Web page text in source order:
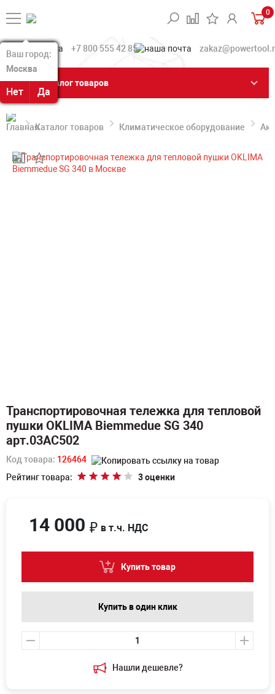
Ваш город:
Москва
Нет Да
Ваш город:
Москва
Нет Да
0
+7 800 555 42 85
Каталог товаров
Каталог товаров Климатическое оборудование
Транспортировочная тележка для тепловой
пушки OKLIMA Biemmedue SG 340
арт.03AC502
Код товара: 126464
Рейтинг товара:
3 оценки
Нашли дешевле?
14 000 ₽ в т.ч. НДС
Купить товар
Купить в один клик